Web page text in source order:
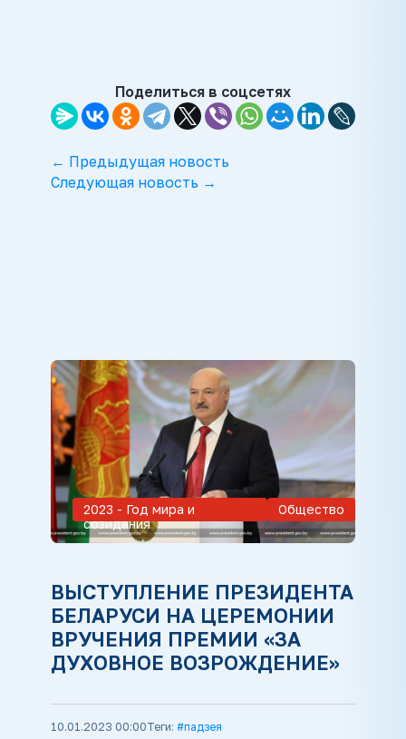
Поделиться в соцсетях
← Предыдущая новость
Следующая новость →
2023 - Год мира и
созидания
Общество
ВЫСТУПЛЕНИЕ ПРЕЗИДЕНТА
БЕЛАРУСИ НА ЦЕРЕМОНИИ
ВРУЧЕНИЯ ПРЕМИИ «ЗА
ДУХОВНОЕ ВОЗРОЖДЕНИЕ»
10.01.2023 00:00Теги: #падзея